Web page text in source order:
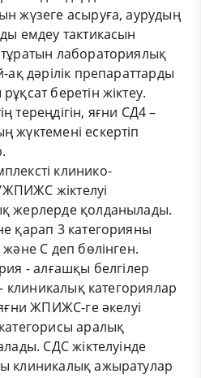
жүзеге асыруға, аурудың
емдеу тактикасын
лабораториялық
ақ дәрілік препараттарды
беретін жіктеу.
тереңдігін, яғни СД4 –
жүктемені ескертіп
клинико-
жіктелуі
жерлерде қолданылады.
қарап 3 категорияны
С деп бөлінген.
- алғашқы белгілер
клиникалық категориялар
ЖПИЖС-ге әкелуі
аралық
СДС жіктелуінде
клиникалық ажыратулар